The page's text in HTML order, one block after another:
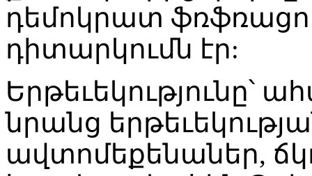
դեմոկրատ
դիտարկումն էր:
Երթեւեկությունը՝
նրանց
ավտոմեքենաներ,